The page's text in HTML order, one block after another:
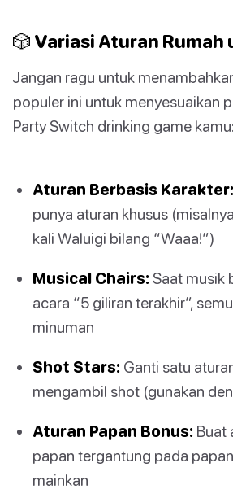
🎲 Variasi Aturan
Jangan ragu untuk
populer ini untuk menyesuaikan
Party Switch drinking game kamu:
Aturan Berbasis Karakter:
punya aturan khusus
kali Waluigi bilang “Waaa!”)
Musical Chairs: Saat musik
acara “5 giliran terakhir”,
minuman
Shot Stars: Ganti satu
mengambil shot (gunakan
Aturan Papan Bonus: Buat
papan tergantung pada
mainkan